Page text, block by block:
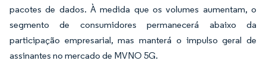
pacotes de dados. À medida que os volumes aumentam, o
segmento de consumidores permanecerá abaixo da
participação empresarial, mas manterá o impulso geral de
assinantes no mercado de MVNO 5G.